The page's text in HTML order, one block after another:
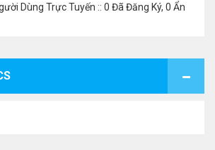
Dùng Trực Tuyến :: 0 Đã Đăng Ký, 0 Ẩn